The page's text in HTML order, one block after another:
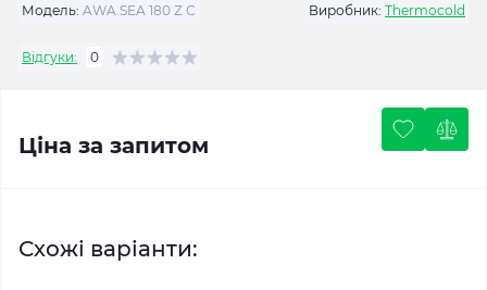
Модель: AWA SEA 180 Z C Виробник: Thermocold
Відгуки: 0
Ціна за запитом
Схожі варіанти: